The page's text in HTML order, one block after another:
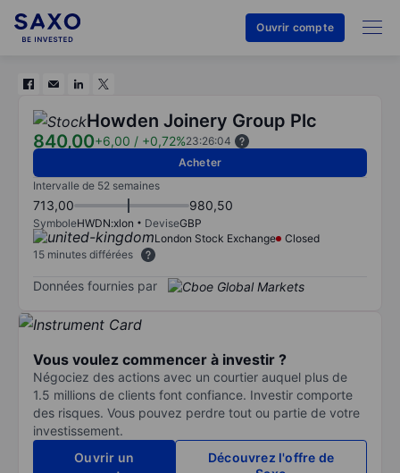
Ouvrir compte
Howden Joinery Group Plc
840,00+6,00 / +0,72%23:26:04
Acheter
Intervalle de 52 semaines
713,00 980,50
SymboleHWDN:xlon DeviseGBP
London Stock Exchange
Closed
15 minutes différées
Données fournies par
Vous voulez commencer à investir ?
Négociez des actions avec un courtier auquel plus de
1.5 millions de clients font confiance. Investir comporte
des risques. Vous pouvez perdre tout ou partie de votre
investissement.
Ouvrir un
Découvrez l'offre de